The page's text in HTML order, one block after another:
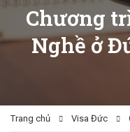
Chương
Nghề ở
Trang chủ Visa Đức